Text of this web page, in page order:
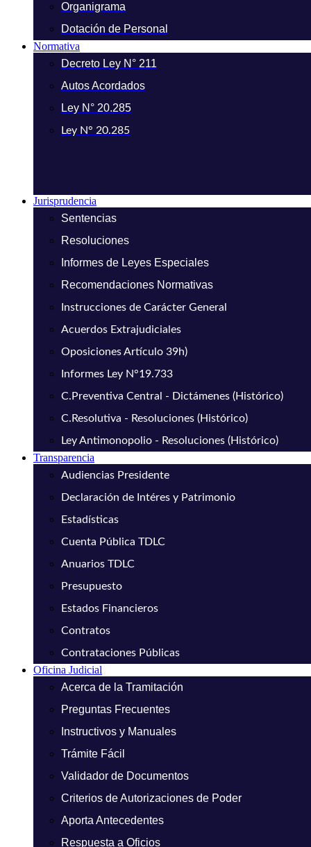
Organigrama
Dotación de Personal
Normativa
Decreto Ley N° 211
Autos Acordados
Ley N° 20.285
Ley N° 20.285
Jurisprudencia
Sentencias
Resoluciones
Informes de Leyes Especiales
Recomendaciones Normativas
Instrucciones de Carácter General
Acuerdos Extrajudiciales
Oposiciones Artículo 39h)
Informes Ley N°19.733
C.Preventiva Central - Dictámenes (Histórico)
C.Resolutiva - Resoluciones (Histórico)
Ley Antimonopolio - Resoluciones (Histórico)
Transparencia
Audiencias Presidente
Declaración de Intéres y Patrimonio
Estadísticas
Cuenta Pública TDLC
Anuarios TDLC
Presupuesto
Estados Financieros
Contratos
Contrataciones Públicas
Oficina Judicial
Acerca de la Tramitación
Preguntas Frecuentes
Instructivos y Manuales
Trámite Fácil
Validador de Documentos
Criterios de Autorizaciones de Poder
Aporta Antecedentes
Respuesta a Oficios